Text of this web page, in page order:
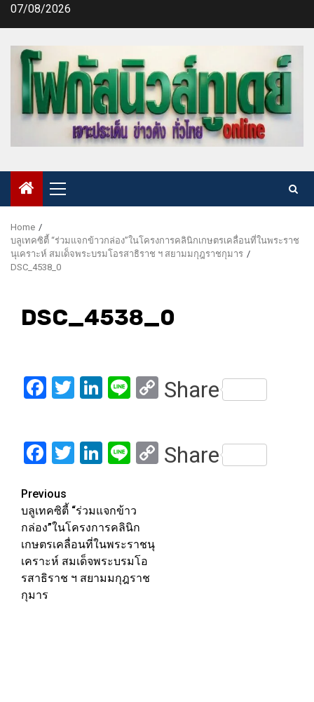
Skip07/08/2026
Primary
Menu
Home
บลูเทคซิตี้ “ร่วมแจกข้าวกล่อง”ในโครงการคลินิกเกษตรเคลื่อนที่ในพระราช
นุเคราะห์ สมเด็จพระบรมโอรสาธิราช ฯ สยามมกุฎราชกุมาร
DSC_4538_0
DSC_4538_0
Facebook
Twitter
LinkedIn
LineCopy
Share
Facebook
Twitter
LinkedIn
LineCopy
Share
Post
navigation
Previous
บลูเทคซิตี้ “ร่วมแจกข้าว
กล่อง”ในโครงการคลินิก
เกษตรเคลื่อนที่ในพระราชนุ
เคราะห์ สมเด็จพระบรมโอ
รสาธิราช ฯ สยามมกุฎราช
กุมาร